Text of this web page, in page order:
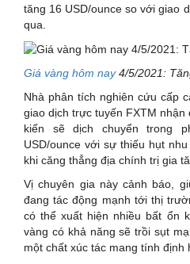
tăng 16 USD/ounce so với giao
qua.
Giá vàng hôm nay4/5/2021:
Nhà phân tích nghiên cứu cấp
giao dịch trực tuyến FXTM
kiến sẽ dịch chuyển trong
USD/ounce với sự thiếu hụt
khi căng thẳng địa chính trị gia
Vị chuyên gia này cảnh báo,
đang tác động mạnh tới thị
có thể xuất hiện nhiều bất ổn
vàng có khả năng sẽ trồi sụt
một chất xúc tác mang tính định